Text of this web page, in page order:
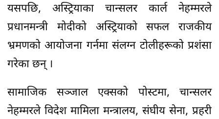
यसपछि, अस्ट्रियाका चान्सलर कार्ल नेहम्मरले
प्रधानमन्त्री मोदीको अस्ट्रियाको सफल राजकीय
भ्रमणको आयोजना गर्नमा संलग्न टोलीहरूको प्रशंसा
गरेका छन् ।
सामाजिक सञ्जाल एक्सको पोस्टमा, चान्सलर
नेहम्मरले विदेश मामिला मन्त्रालय, संघीय सेना, प्रहरी